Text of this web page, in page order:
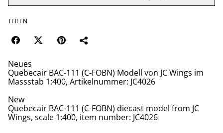
TEILEN
Neues
Quebecair BAC-111 (C-FOBN) Modell von JC Wings im
Massstab 1:400, Artikelnummer: JC4026
New
Quebecair BAC-111 (C-FOBN) diecast model from JC
Wings, scale 1:400, item number: JC4026